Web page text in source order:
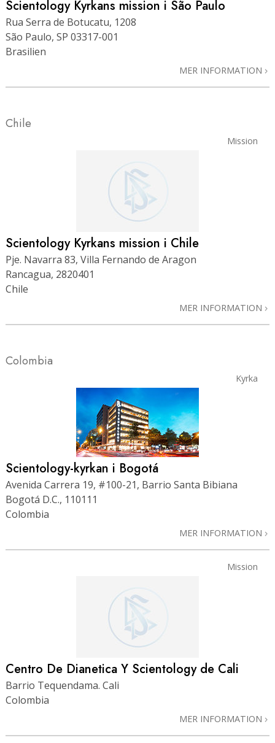
Scientology Kyrkans mission i São Paulo
Rua Serra de Botucatu, 1208
São Paulo, SP 03317-001
Brasilien
MER INFORMATION
Chile
Mission
Scientology Kyrkans mission i Chile
Pje. Navarra 83, Villa Fernando de Aragon
Rancagua, 2820401
Chile
MER INFORMATION
Colombia
Kyrka
Scientology-kyrkan i Bogotá
Avenida Carrera 19, #100-21, Barrio Santa Bibiana
Bogotá D.C., 110111
Colombia
MER INFORMATION
Mission
Centro De Dianetica Y Scientology de Cali
Barrio Tequendama. Cali
Colombia
MER INFORMATION